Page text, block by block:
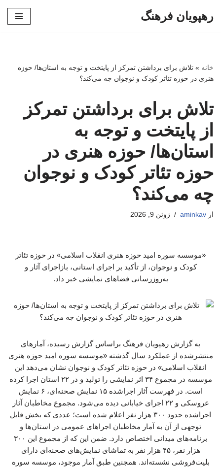
رهپویان فرهنگ
خانه » تلاش برای برداشتن تمرکز از پایتخت و توجه به استان‌ها/ حوزه
هنری در حوزه تئاتر کودک و نوجوان چه می‌کند؟
تلاش برای برداشتن تمرکز
از پایتخت و توجه به
استان‌ها/ حوزه هنری در
حوزه تئاتر کودک و نوجوان
چه می‌کند؟
از aminkav ژوئن 9, 2026
«موسسه سوره امید حوزه هنری انقلاب اسلامی» در حوزه تئاتر
کودک و نوجوان، از تأکید بر اجرای استانی، بازاجرای آثار و
به‌روزرسانی فضاهای نمایشی خبر داد.
به گزارش رهپویان فرهنگ براساس گزارش رسیده، آمارهای
منتشرشده از عملکرد سال گذشته «موسسه سوره امید حوزه هنری
انقلاب اسلامی» در حوزه تئاتر کودک و نوجوان نشان می‌دهد این
موسسه در مجموع ۳۴ اثر نمایشی را تولید و در ۲۲ استان اجرا کرده
است. در فهرست آثار اجراشده ۱۵ نمایش صحنه‌ای، ۶ نمایش
عروسکی و ۲۲ اجرای خیابانی دیده می‌شود. مجموع مخاطبان آثار
اجراشده حدود ۳۰۰ هزار نفر اعلام شده است؛ عددی که بخش قابل
توجهی از آن به آمار مخاطبان اجراهای عمومی در استان‌ها و
برنامه‌های میدانی اختصاص دارد. ضمن این که از مجموع این ۳۰۰
هزار نفر، ۴۵ هزار نفر به تماشای نمایش‌های صحنه‌ای دارای
بلیت‌فروشی نشسته‌اند. همچنین طبق آمار موجود، موسسه سوره